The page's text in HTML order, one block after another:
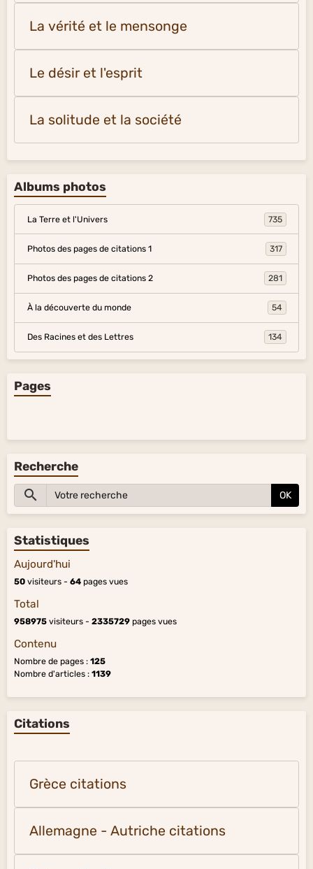
La vérité et le mensonge
Le désir et l'esprit
La solitude et la société
Albums photos
La Terre et l'Univers 735
Photos des pages de citations 1 317
Photos des pages de citations 2 281
À la découverte du monde 54
Des Racines et des Lettres 134
Pages
Recherche
OK
Statistiques
Aujourd'hui
50 visiteurs - 64 pages vues
Total
958975 visiteurs - 2335729 pages vues
Contenu
Nombre de pages : 125
Nombre d'articles : 1139
Citations
Grèce citations
Allemagne - Autriche citations